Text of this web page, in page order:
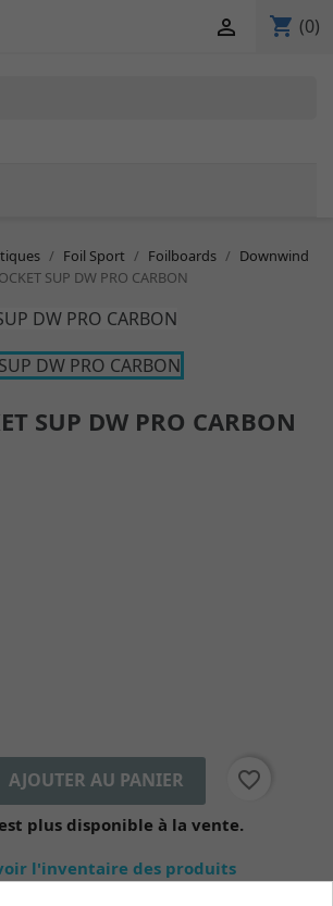
shopping_cart (0)

Foil Sport Foilboards
Downwind
SUP DW PRO CARBON
SUP DW PRO CARBON
AJOUTER AU PANIER
favorite_border
plus disponible à la vente.
l'inventaire des produits